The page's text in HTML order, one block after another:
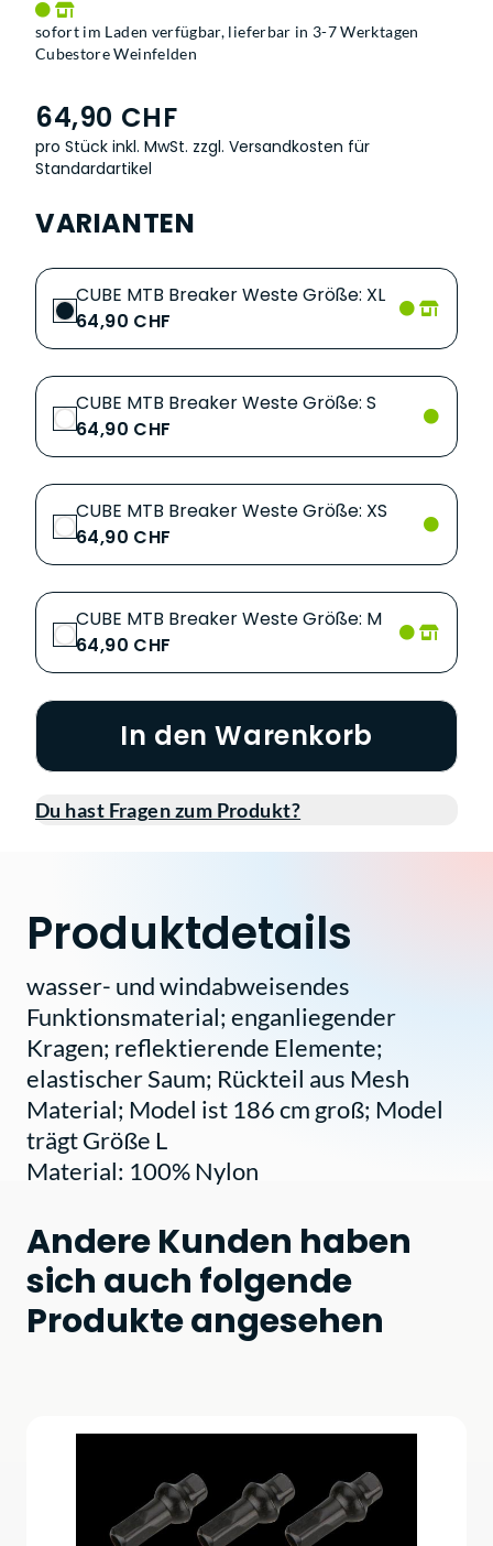
sofort im Laden verfügbar, lieferbar in 3-7 Werktagen
Cubestore Weinfelden
64,90 CHF
pro Stück inkl. MwSt. zzgl. Versandkosten für
Standardartikel
VARIANTEN
CUBE MTB Breaker Weste Größe: XL
64,90 CHF
CUBE MTB Breaker Weste Größe: S
64,90 CHF
CUBE MTB Breaker Weste Größe: XS
64,90 CHF
CUBE MTB Breaker Weste Größe: M
64,90 CHF
In den Warenkorb
Du hast Fragen zum Produkt?
Produktdetails
wasser- und windabweisendes
Funktionsmaterial; enganliegender
Kragen; reflektierende Elemente;
elastischer Saum; Rückteil aus Mesh
Material; Model ist 186 cm groß; Model
trägt Größe L
Material: 100% Nylon
Andere Kunden haben
sich auch folgende
Produkte angesehen